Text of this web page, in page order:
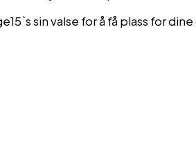
sin valse for å få plass for